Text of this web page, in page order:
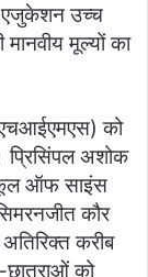
एजुकेशन उच्च
मूल्यों का
को
प्रिसिंपल अशोक
ऑफ साइंस
कौर
करीब
छात्राओं को